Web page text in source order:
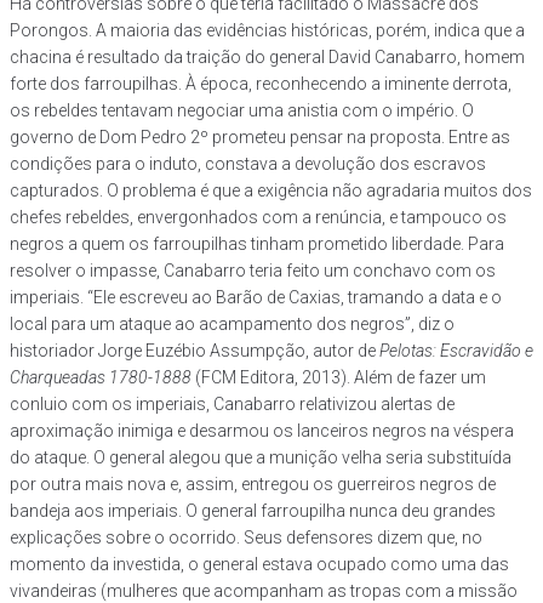
Porongos. A maioria das evidências históricas, porém, indica que a
chacina é resultado da traição do general David Canabarro, homem
forte dos farroupilhas. À época, reconhecendo a iminente derrota,
os rebeldes tentavam negociar uma anistia com o império. O
governo de Dom Pedro 2º prometeu pensar na proposta. Entre as
condições para o induto, constava a devolução dos escravos
capturados. O problema é que a exigência não agradaria muitos dos
chefes rebeldes, envergonhados com a renúncia, e tampouco os
negros a quem os farroupilhas tinham prometido liberdade. Para
resolver o impasse, Canabarro teria feito um conchavo com os
imperiais. “Ele escreveu ao Barão de Caxias, tramando a data e o
local para um ataque ao acampamento dos negros”, diz o
historiador Jorge Euzébio Assumpção, autor dePelotas: Escravidão e
Charqueadas 1780-1888 (FCM Editora, 2013). Além de fazer um
conluio com os imperiais, Canabarro relativizou alertas de
aproximação inimiga e desarmou os lanceiros negros na véspera
do ataque. O general alegou que a munição velha seria substituída
por outra mais nova e, assim, entregou os guerreiros negros de
bandeja aos imperiais. O general farroupilha nunca deu grandes
explicações sobre o ocorrido. Seus defensores dizem que, no
momento da investida, o general estava ocupado como uma das
vivandeiras (mulheres que acompanham as tropas com a missão